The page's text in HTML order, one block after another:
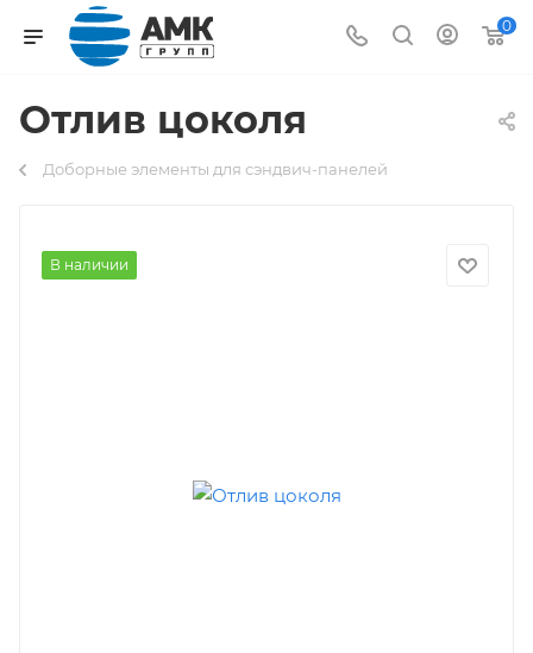
0
Отлив цоколя
Доборные элементы для сэндвич-панелей
В наличии